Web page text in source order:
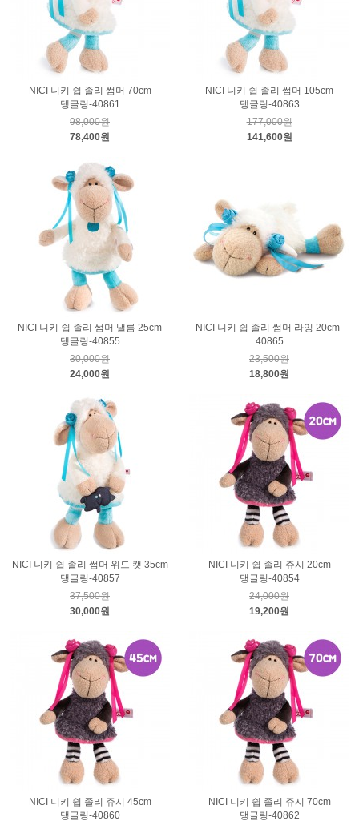
NICI 니키 쉽 졸리 썸머 70cm
댕글링-40861
98,000원
78,400원
NICI 니키 쉽 졸리 썸머 105cm
댕글링-40863
177,000원
141,600원
NICI 니키 쉽 졸리 썸머 낼름 25cm
댕글링-40855
30,000원
24,000원
NICI 니키 쉽 졸리 썸머 라잉 20cm-
40865
23,500원
18,800원
NICI 니키 쉽 졸리 썸머 위드 캣 35cm
댕글링-40857
37,500원
30,000원
NICI 니키 쉽 졸리 쥬시 20cm
댕글링-40854
24,000원
19,200원
NICI 니키 쉽 졸리 쥬시 45cm
댕글링-40860
NICI 니키 쉽 졸리 쥬시 70cm
댕글링-40862